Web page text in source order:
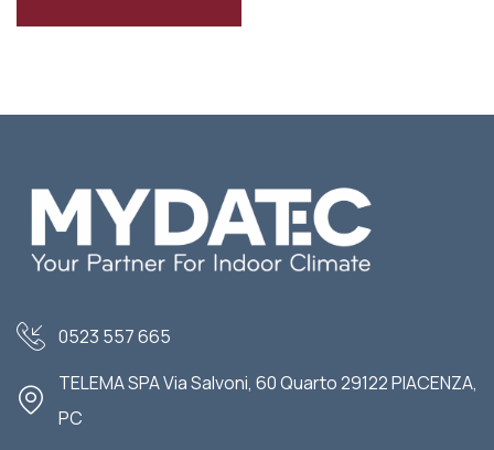
0523 557 665
TELEMA SPA Via Salvoni, 60 Quarto 29122 PIACENZA,
PC